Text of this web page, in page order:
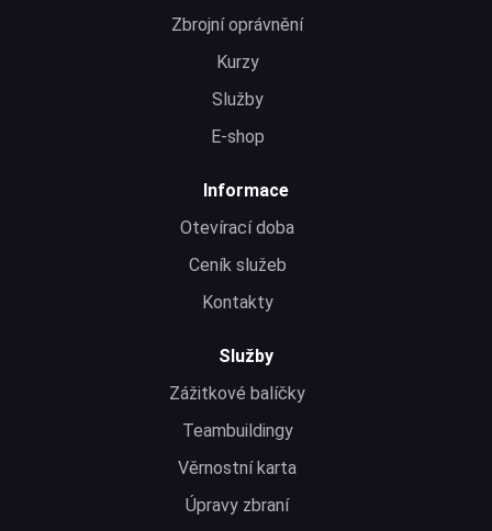
Zbrojní oprávnění
Kurzy
Služby
E-shop
Informace
Otevírací doba
Ceník služeb
Kontakty
Služby
Zážitkové balíčky
Teambuildingy
Věrnostní karta
Úpravy zbraní